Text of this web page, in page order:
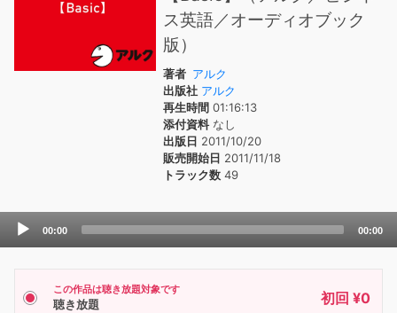
ス英語／オーディオブック
版）
著者 アルク
出版社 アルク
再生時間 01:16:13
添付資料なし
出版日 2011/10/20
販売開始日 2011/11/18
トラック数 49
Audio
00:00 00:00
この作品は聴き放題対象です
聴き放題 初回 ¥0